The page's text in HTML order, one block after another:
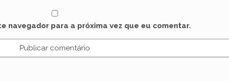
navegador para a próxima vez que eu comentar.